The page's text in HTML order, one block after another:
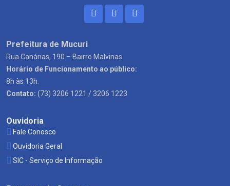
Prefeitura de Mucuri
Rua Canárias, 190 – Bairro Malvinas
Horário de Funcionamento ao público:
8h às 13h.
Contato: (73) 3206 1221 / 3206 1223
Ouvidoria
Fale Conosco
Ouvidoria Geral
SIC - Serviço de Informação